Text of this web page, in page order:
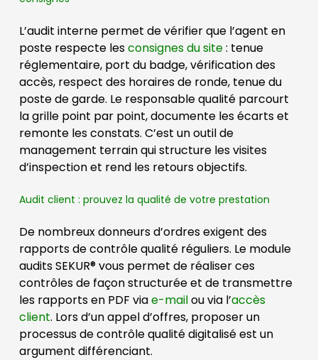
L’audit interne permet de vérifier que l’agent en
poste respecte lesconsignes du site: tenue
réglementaire, port du badge, vérification des
accès, respect des horaires de ronde, tenue du
poste de garde. Le responsable qualité parcourt
la grille point par point, documente les écarts et
remonte les constats. C’est un outil de
management terrain qui structure les visites
d’inspection et rend les retours objectifs.
Audit client : prouvez la qualité de votre prestation
De nombreux donneurs d’ordres exigent des
rapports de contrôle qualité réguliers. Le module
audits SEKUR® vous permet de réaliser ces
contrôles de façon structurée et de transmettre
les rapports en PDF viae-mailou via l’accès
client. Lors d’un appel d’offres, proposer un
processus de contrôle qualité digitalisé est un
argument différenciant.